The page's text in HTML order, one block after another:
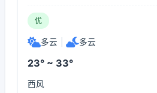
优
多云 多云
23° ~ 33°
西风